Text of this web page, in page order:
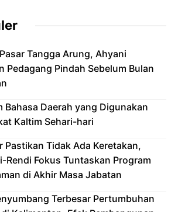
Tangga Arung, Ahyani
Pedagang Pindah Sebelum Bulan
Bahasa Daerah yang Digunakan
Kaltim Sehari-hari
Pastikan Tidak Ada Keretakan,
Rendi Fokus Tuntaskan Program
di Akhir Masa Jabatan
Terbesar Pertumbuhan